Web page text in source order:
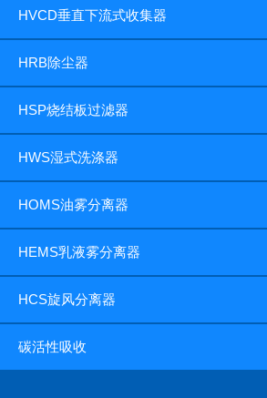
HVCD垂直下流式收集器
HRB除尘器
HSP烧结板过滤器
HWS湿式洗涤器
HOMS油雾分离器
HEMS乳液雾分离器
HCS旋风分离器
碳活性吸收